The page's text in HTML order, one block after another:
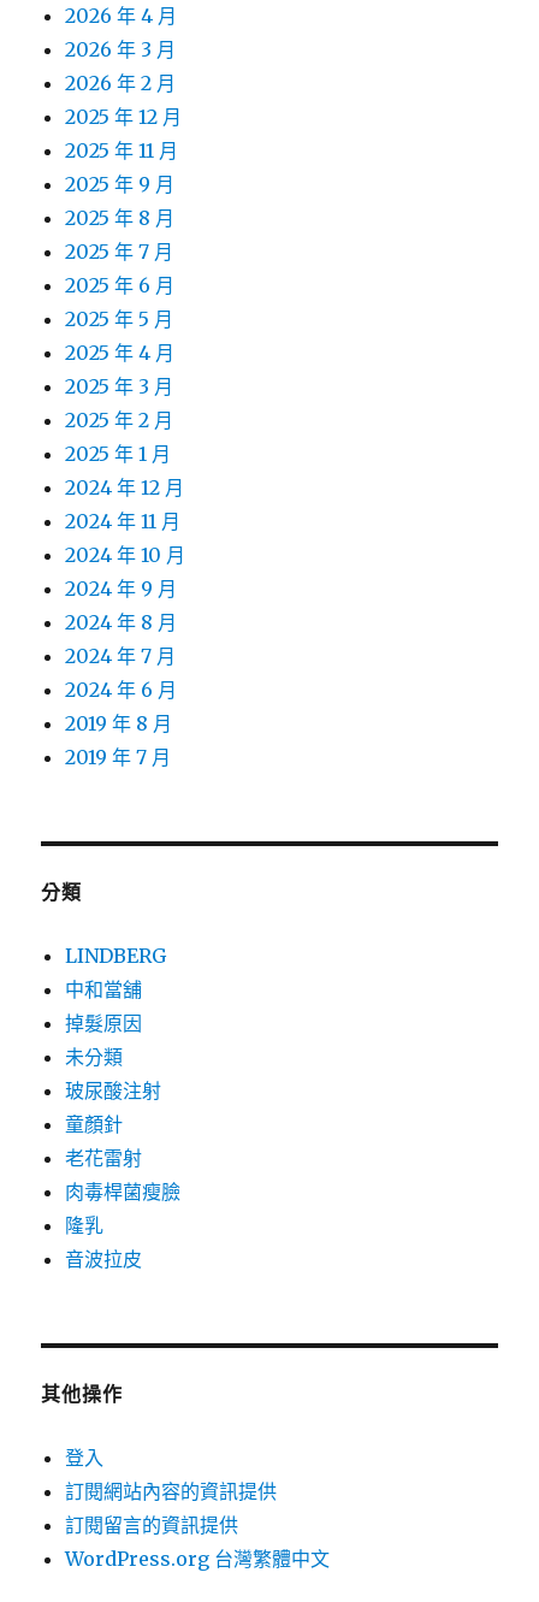
2026 年 4 月
2026 年 3 月
2026 年 2 月
2025 年 12 月
2025 年 11 月
2025 年 9 月
2025 年 8 月
2025 年 7 月
2025 年 6 月
2025 年 5 月
2025 年 4 月
2025 年 3 月
2025 年 2 月
2025 年 1 月
2024 年 12 月
2024 年 11 月
2024 年 10 月
2024 年 9 月
2024 年 8 月
2024 年 7 月
2024 年 6 月
2019 年 8 月
2019 年 7 月
分類
LINDBERG
中和當舖
掉髮原因
未分類
玻尿酸注射
童顏針
老花雷射
肉毒桿菌瘦臉
隆乳
音波拉皮
其他操作
登入
訂閱網站內容的資訊提供
訂閱留言的資訊提供
WordPress.org 台灣繁體中文